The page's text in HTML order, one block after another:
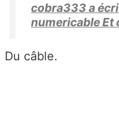
cobra333 a
numericable Et
Du câble.